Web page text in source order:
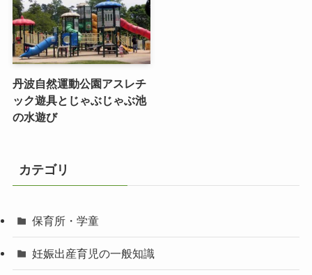
丹波自然運動公園アスレチ
ック遊具とじゃぶじゃぶ池
の水遊び
カテゴリ
保育所・学童
妊娠出産育児の一般知識